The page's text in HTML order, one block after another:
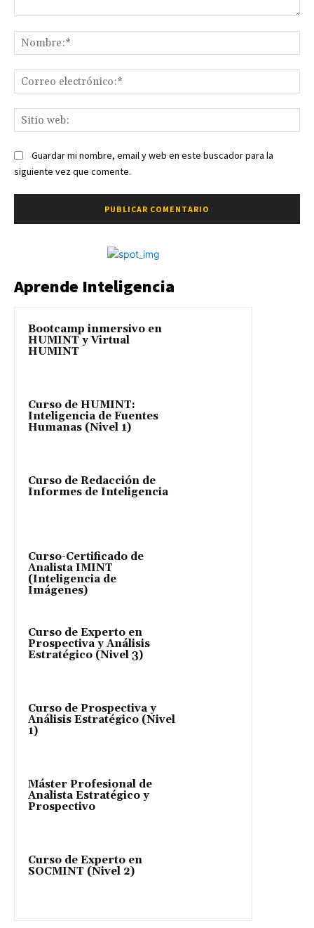
Guardar mi nombre, email y web en este buscador para la
siguiente vez que comente.
Aprende Inteligencia
Bootcamp inmersivo en
HUMINT y Virtual
HUMINT
Curso de HUMINT:
Inteligencia de Fuentes
Humanas (Nivel 1)
Curso de Redacción de
Informes de Inteligencia
Curso-Certificado de
Analista IMINT
(Inteligencia de
Imágenes)
Curso de Experto en
Prospectiva y Análisis
Estratégico (Nivel 3)
Curso de Prospectiva y
Análisis Estratégico (Nivel
1)
Máster Profesional de
Analista Estratégico y
Prospectivo
Curso de Experto en
SOCMINT (Nivel 2)